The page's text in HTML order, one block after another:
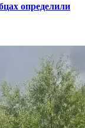
определили